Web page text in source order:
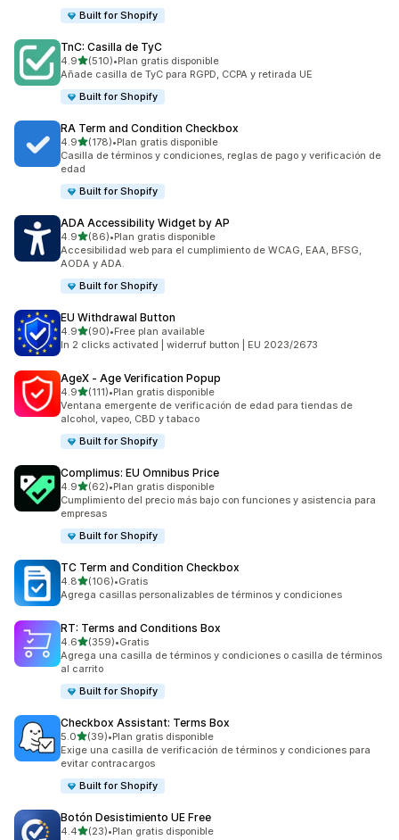
Built for Shopify
TnC: Casilla de TyC
4.9de 5 estrellas
(510)
510 reseñas en total
•Plan gratis disponible
Añade casilla de TyC para RGPD, CCPA y retirada UE
Built for Shopify
RA Term and Condition Checkbox
4.9de 5 estrellas
(178)
178 reseñas en total
•Plan gratis disponible
Casilla de términos y condiciones, reglas de pago y verificación de
edad
Built for Shopify
ADA Accessibility Widget by AP
4.9de 5 estrellas
(86)
86 reseñas en total
•Plan gratis disponible
Accesibilidad web para el cumplimiento de WCAG, EAA, BFSG,
AODA y ADA.
Built for Shopify
EU Withdrawal Button
4.9de 5 estrellas
(90)
90 reseñas en total
•Free plan available
In 2 clicks activated | widerruf button | EU 2023/2673
AgeX ‑ Age Verification Popup
4.9de 5 estrellas
(111)
111 reseñas en total
•Plan gratis disponible
Ventana emergente de verificación de edad para tiendas de
alcohol, vapeo, CBD y tabaco
Built for Shopify
Complimus: EU Omnibus Price
4.9de 5 estrellas
(62)
62 reseñas en total
•Plan gratis disponible
Cumplimiento del precio más bajo con funciones y asistencia para
empresas
Built for Shopify
TC Term and Condition Checkbox
4.8de 5 estrellas
(106)
106 reseñas en total
•Gratis
Agrega casillas personalizables de términos y condiciones
RT: Terms and Conditions Box
4.6de 5 estrellas
(359)
359 reseñas en total
•Gratis
Agrega una casilla de términos y condiciones o casilla de términos
al carrito
Built for Shopify
Checkbox Assistant: Terms Box
5.0de 5 estrellas
(39)
39 reseñas en total
•Plan gratis disponible
Exige una casilla de verificación de términos y condiciones para
evitar contracargos
Built for Shopify
Botón Desistimiento UE Free
4.4de 5 estrellas
(23)
23 reseñas en total
•Plan gratis disponible